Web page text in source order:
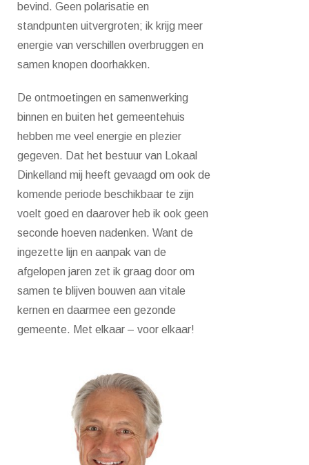
bevind. Geen polarisatie en
standpunten uitvergroten; ik krijg meer
energie van verschillen overbruggen en
samen knopen doorhakken.
De ontmoetingen en samenwerking
binnen en buiten het gemeentehuis
hebben me veel energie en plezier
gegeven. Dat het bestuur van Lokaal
Dinkelland mij heeft gevaagd om ook de
komende periode beschikbaar te zijn
voelt goed en daarover heb ik ook geen
seconde hoeven nadenken. Want de
ingezette lijn en aanpak van de
afgelopen jaren zet ik graag door om
samen te blijven bouwen aan vitale
kernen en daarmee een gezonde
gemeente. Met elkaar – voor elkaar!